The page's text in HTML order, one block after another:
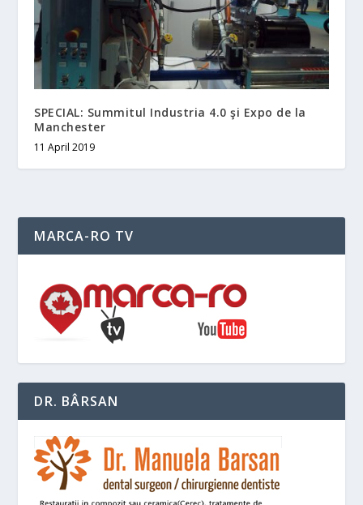
SPECIAL: Summitul Industria 4.0 şi Expo de la
Manchester
11 April 2019
MARCA-RO TV
DR. BÂRSAN